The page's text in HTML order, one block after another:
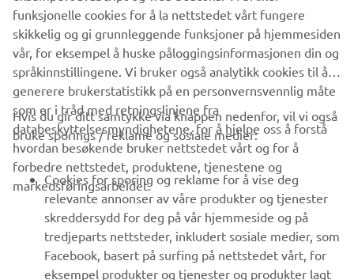
.
VIRKSOMHET
UTFORSK YAMAHA
funksjonelle cookies for å la nettstedet vårt fungere
skikkelig og gi grunnleggende funksjoner på hjemmesiden
vår, for eksempel å huske påloggingsinformasjonen din og
språkinnstillingene. Vi bruker også analytikk cookies til å
generere brukerstatistikk på en personvernsvennlig måte
som er i tråd med retningslinjene fra
databeskyttelsesmyndighetene, for å hjelpe oss å forstå
hvordan besøkende bruker nettstedet vårt og for å
forbedre nettstedet, produktene, tjenestene og
markedsføringsarbeidet.
Hvis du gir ditt samtykke via knappen nedenfor, vil vi også
bruke sporings / reklame og sosiale medier:
Cookies for sporing og reklame for å vise deg
relevante annonser av våre produkter og tjenester
skreddersydd for deg på vår hjemmeside og på
tredjeparts nettsteder, inkludert sosiale medier, som
Facebook, basert på surfing på nettstedet vårt, for
eksempel produkter og tjenester og produkter lagt